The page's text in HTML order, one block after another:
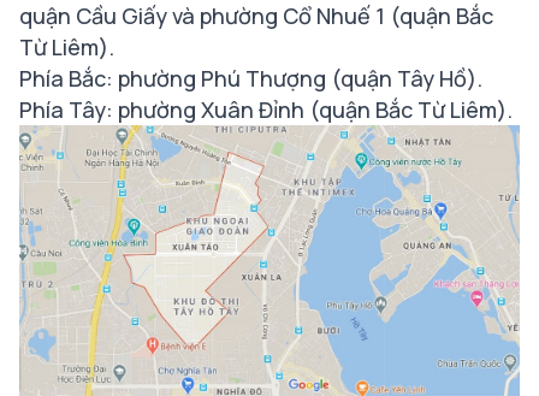
quận Cầu Giấy và phường Cổ Nhuế 1 (quận Bắc
Từ Liêm).
Phía Bắc: phường Phú Thượng (quận Tây Hồ).
Phía Tây: phường Xuân Đỉnh (quận Bắc Từ Liêm).